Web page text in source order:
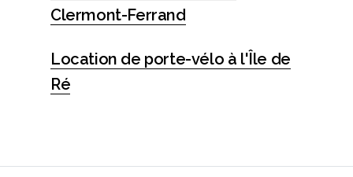
Clermont-Ferrand
Location de porte-vélo à l'Île de
Ré